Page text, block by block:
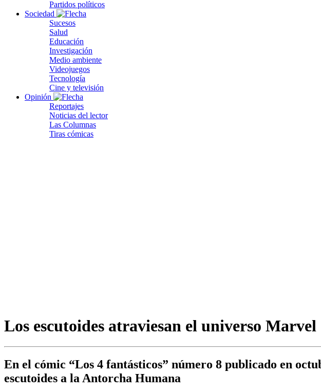
Partidos políticos
Sociedad
Sucesos
Salud
Educación
Investigación
Medio ambiente
Videojuegos
Tecnología
Cine y televisión
Opinión
Reportajes
Noticias del lector
Las Columnas
Tiras cómicas
Los escutoides atraviesan el universo Marvel
En el cómic “Los 4 fantásticos” número 8 publicado en
escutoides a la Antorcha Humana